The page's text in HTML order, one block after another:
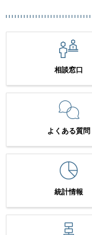
相談窓口
よくある質問
統計情報